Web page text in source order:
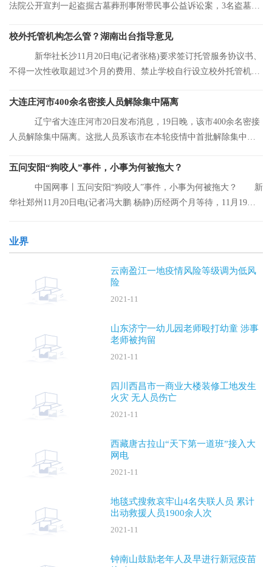
法院公开宣判一起盗掘古墓葬刑事附带民事公益诉讼案，3名盗墓者
校外托管机构怎么管？湖南出台指导意见
新华社长沙11月20日电(记者张格)要求签订托管服务协议书、
不得一次性收取超过3个月的费用、禁止学校自行设立校外托管机
大连庄河市400余名密接人员解除集中隔离
辽宁省大连庄河市20日发布消息，19日晚，该市400余名密接
人员解除集中隔离。这批人员系该市在本轮疫情中首批解除集中隔
五问安阳“狗咬人”事件，小事为何被拖大？
中国网事丨五问安阳“狗咬人”事件，小事为何被拖大？ 新
华社郑州11月20日电(记者冯大鹏 杨静)历经两个月等待，11月19日
业界
云南盈江一地疫情风险等级调为低风
险
2021-11
山东济宁一幼儿园老师殴打幼童 涉事
老师被拘留
2021-11
四川西昌市一商业大楼装修工地发生
火灾 无人员伤亡
2021-11
西藏唐古拉山“天下第一道班”接入大
网电
2021-11
地毯式搜救哀牢山4名失联人员 累计
出动救援人员1900余人次
2021-11
钟南山鼓励老年人及早进行新冠疫苗